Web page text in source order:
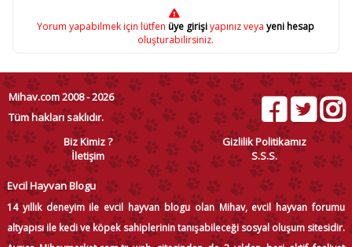
Yorum yapabilmek için lütfen üye girişiyapınız veya yeni hesap
oluşturabilirsiniz.
Mihav.com 2008 - 2026
Tüm hakları saklıdır.
Biz Kimiz ?
Gizlilik Politikamız
İletişim
S.S.S.
Evcil Hayvan Blogu
14 yıllık deneyim ile evcil hayvan blogu olan Mihav, evcil hayvan forumu
altyapısı ile kedi ve köpek sahiplerinin tanışabileceği sosyal oluşum sitesidir.